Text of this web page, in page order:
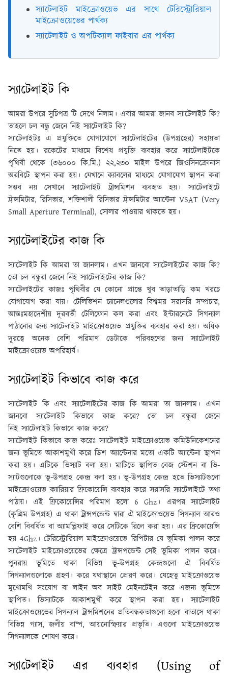
স্যাটেলাইট মাইক্রোওয়েভ এর সাথে টেরিস্ট্রোরিয়াল
মাইক্রোওয়েভের পার্থক্য
স্যাটেলাইট ও অপটিক্যাল ফাইবার এর পার্থক্য
স্যাটেলাইট কি
আমরা উপরে সুচিপত্র টি দেখে নিলাম। এবার আমরা জানব স্যাটেলাইট কি?
তাহলে চল বন্ধু জেনে নিই স্যাটেলাইট কি?
স্যাটেলাইটঃ এ প্রযুক্তিতে যােগাযােগে স্যাটেলাইটের (উপগ্রহের) সহায়তা
নিতে হয়। রকেটের মাধ্যমে বিশেষ প্রযুক্তি ব্যবহার করে স্যাটেলাইটকে
পৃথিবী থেকে (৩৬০০০ কি.মি.) ২২,২৩০ মাইল উপরে জিওসিনক্রোনাস
অরবিটে স্থাপন করা হয়। যেখানে ক্যাবলের মাধ্যমে যােগাযােগ স্থাপন করা
সম্ভব নয় সেখানে স্যাটেলাইট ট্রান্সমিশন ব্যবহৃত হয়। স্যাটেলাইটে
ট্রান্সমিটার, রিসিভার, শক্তিশালী রিসিভার ট্রান্সমিটার অ্যান্টেনা VSAT (Very
Small Aperture Terminal), সােলার পাওয়ার থাকতে হয়।
স্যাটেলাইটের কাজ কি
স্যাটেলাইট কি আমরা তা জানলাম। এখন জানবো স্যাটেলাইটের কাজ কি?
তো চল বন্ধুরা জেনে নিই স্যাটেলাইটের কাজ কি?
স্যাটেলাইটের কাজঃপৃথিবীর যে কোনাে প্রান্তে খুব তাড়াতাড়ি কম খরচে
যােগাযােগ করা যায়। টেলিভিশন চ্যানেলগুলাের বিশ্বময় সরাসরি সম্প্রচার,
আন্তঃমহাদেশীয় দূরবর্তী টেলিফোন কল করা এবং ইন্টারনেটে সিগন্যাল
পাঠানাের জন্য স্যাটেলাইট মাইক্রোওয়েভ প্রযুক্তির ব্যবহার করা হয়। অধিক
দূরত্বে অনেক বেশি পরিমাণ ডেটাকে পরিবহণের জন্য স্যাটেলাইট
মাইক্রোওয়েভ অপরিহার্য।
স্যাটেলাইট কিভাবে কাজ করে
স্যাটেলাইট কি এবং স্যাটেলাইটের কাজ কি আমরা তা জানলাম। এখন
জানবো স্যাটেলাইট কিভাবে কাজ করে? তো চল বন্ধুরা জেনে
নিই স্যাটেলাইট কিভাবে কাজ করে?
স্যাটেলাইট কিভাবে কাজ করেঃস্যাটেলাইট মাইক্রোওয়েভ কমিউনিকেশনের
জন্য ভূমিতে আকাশমুখী করে ডিশ অ্যান্টেনার মতাে একটি অ্যান্টেনা স্থাপন
করা হয়। এটিকে ভিস্যাট বলা হয়। মাটিতে স্থাপিত বেজ স্টেশন বা ভি-
স্যাটগুলােকে ভূ-উপগ্রহ কেন্দ্র বলা হয়। ভূ-উপগ্রহ কেন্দ্র হতে ভিস্যাটগুলাে
মাইক্রোওয়েভ ক্যারিয়ার ফ্রিকোয়েন্সি ব্যবহার করে সরাসরি স্যাটেলাইটে তথ্য
পাঠায়। এই ফ্রিকোয়েন্সির পরিমাণ হলাে 6 Ghz। এরপর স্যাটেলাইট
(কৃত্রিম উপগ্রহ) এ থাকা ট্রান্সপন্ডেন্ট দ্বারা ঐ মাইক্রোওয়েভ সিগন্যাল আরও
বেশি বিবর্ধিত বা অ্যামপ্লিফাই করে সেটিকে রিলে করা হয়। এর ফ্রিকোয়েন্সি
হয় 4Ghz। টেরিস্ট্রোরিয়াল মাইক্রোওয়েভে রিপিটার যে ভূমিকা পালন করে
স্যাটেলাইট মাইক্রোওয়েভের ক্ষেত্রে ট্রান্সপন্ডেন্ট সেই ভূমিকা পালন করে।
পুনরায় ভূমিতে থাকা বিভিন্ন ভূ-উপগ্রহ কেন্দ্রগুলাে ঐ বিবর্ধিত
সিগন্যালগুলােকে গ্রহণ। করে যথাস্থানে প্রেরণ করে। যেহেতু মাইক্রোওয়েভ
মুখােমখি সংযােগ বা লাইন অব সাইট মেইনটেইন করে এজন্য ভূমিতে
স্থাপিত। ভিস্যাটকে আকাশমুখী করে স্থাপন করা হয়। স্যাটেলাইট
মাইক্রোওয়েভের সিগন্যাল ট্রান্সমিশনের প্রতিবন্ধকতাগুলাে হলাে বাতাসে থাকা
বিভিন্ন গ্যাস, জলীয় বাষ্প, আয়নােস্ফিয়ার প্রভৃতি। এগুলাে মাইক্রোওয়েভ
সিগন্যালকে শােষণ করে।
স্যাটেলাইট এর ব্যবহার (Using of